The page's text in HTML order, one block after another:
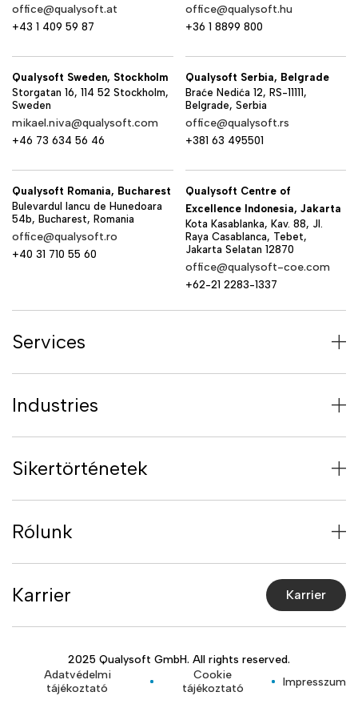
office@qualysoft.at
+43 1 409 59 87
office@qualysoft.hu
+36 1 8899 800
Qualysoft Sweden, Stockholm
Storgatan 16, 114 52 Stockholm,
Sweden
mikael.niva@qualysoft.com
+46 73 634 56 46
Qualysoft Serbia, Belgrade
Braće Nedića 12, RS-11111,
Belgrade, Serbia
office@qualysoft.rs
+381 63 495501
Qualysoft Romania, Bucharest
Bulevardul Iancu de Hunedoara
54b, Bucharest, Romania
office@qualysoft.ro
+40 31 710 55 60
Qualysoft Centre of
Excellence Indonesia, Jakarta
Kota Kasablanka, Kav. 88, Jl.
Raya Casablanca, Tebet,
Jakarta Selatan 12870
office@qualysoft-coe.com
+62-21 2283-1337
Services
Industries
Sikertörténetek
Rólunk
Karrier Karrier
2025 Qualysoft GmbH. All rights reserved.
Adatvédelmi
tájékoztató
Cookie
tájékoztató
Impresszum